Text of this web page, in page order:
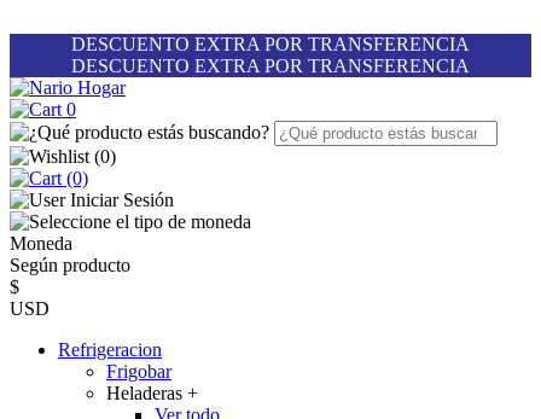
DESCUENTO EXTRA POR TRANSFERENCIA
DESCUENTO EXTRA POR TRANSFERENCIA
0
(0)
(0)
Iniciar Sesión
Moneda
Según producto
$
USD
Refrigeracion
Frigobar
Heladeras +
Ver todo